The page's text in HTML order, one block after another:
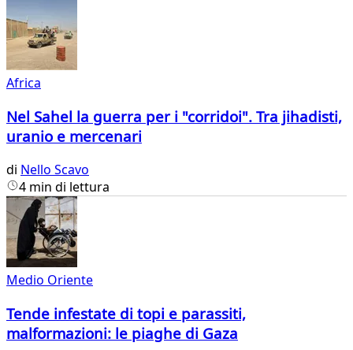
Africa
Nel Sahel la guerra per i "corridoi". Tra jihadisti,
uranio e mercenari
di Nello Scavo
4 min di lettura
Medio Oriente
Tende infestate di topi e parassiti,
malformazioni: le piaghe di Gaza